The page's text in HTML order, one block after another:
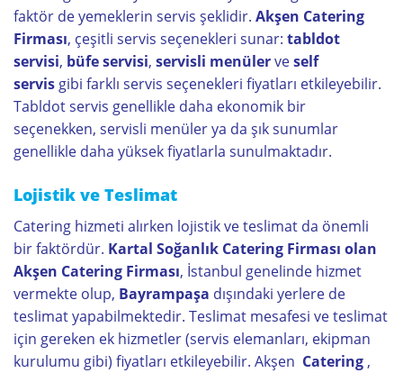
faktör de yemeklerin servis şeklidir. Akşen Catering
Firması, çeşitli servis seçenekleri sunar: tabldot
servisi, büfe servisi, servisli menülerveself
servis gibi farklı servis seçenekleri fiyatları etkileyebilir.
Tabldot servis genellikle daha ekonomik bir
seçenekken, servisli menüler ya da şık sunumlar
genellikle daha yüksek fiyatlarla sunulmaktadır.
Lojistik ve Teslimat
Catering hizmeti alırken lojistik ve teslimat da önemli
bir faktördür. Kartal Soğanlık Catering Firması olan
Akşen Catering Firması, İstanbul genelinde hizmet
vermekte olup, Bayrampaşa dışındaki yerlere de
teslimat yapabilmektedir. Teslimat mesafesi ve teslimat
için gereken ek hizmetler (servis elemanları, ekipman
kurulumu gibi) fiyatları etkileyebilir. Akşen Catering ,